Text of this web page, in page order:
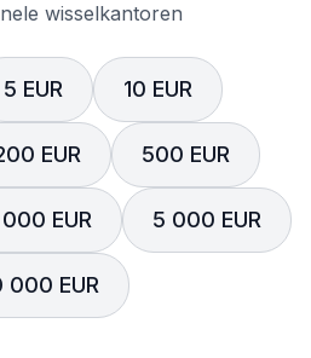
wisselkantoren
5 EUR 10 EUR
EUR 500 EUR
EUR 5 000 EUR
000 EUR